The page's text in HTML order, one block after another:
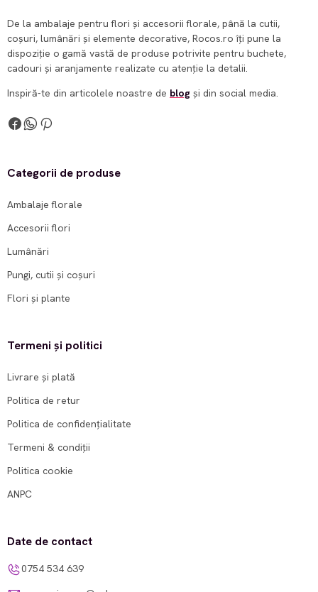
De la ambalaje pentru flori și accesorii florale, până la cutii,
coșuri, lumânări și elemente decorative, Rocos.ro îți pune la
dispoziție o gamă vastă de produse potrivite pentru buchete,
cadouri și aranjamente realizate cu atenție la detalii.
Inspiră-te din articolele noastre de blog și din social media.
Categorii de produse
Ambalaje florale
Accesorii flori
Lumânări
Pungi, cutii și coșuri
Flori și plante
Termeni și politici
Livrare și plată
Politica de retur
Politica de confidențialitate
Termeni & condiții
Politica cookie
ANPC
Date de contact
0754 534 639